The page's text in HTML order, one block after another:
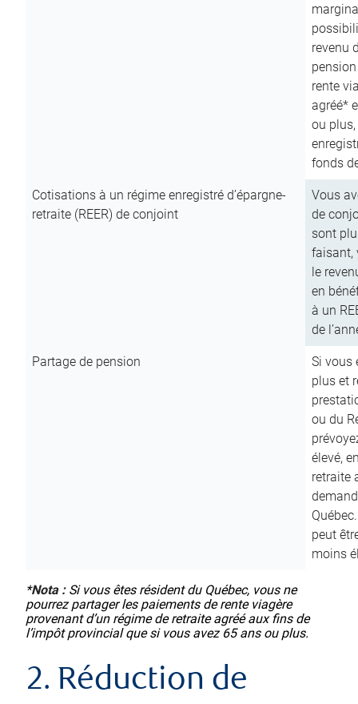
revenu
rente
agréé*
ou
fonds
Cotisations à un régime enregistré d’épargne-
retraite (REER) de conjoint
Vous
de
sont
faisant,
le
en
à un
de
Partage de pension
Si vous
plus et
ou du
élevé,
retraite
peut
moins
*Nota :Si vous êtes résident du Québec, vous ne
pourrez partager les paiements de rente viagère
provenant d’un régime de retraite agréé aux fins de
l’impôt provincial que si vous avez 65 ans ou plus.
2. Réduction de